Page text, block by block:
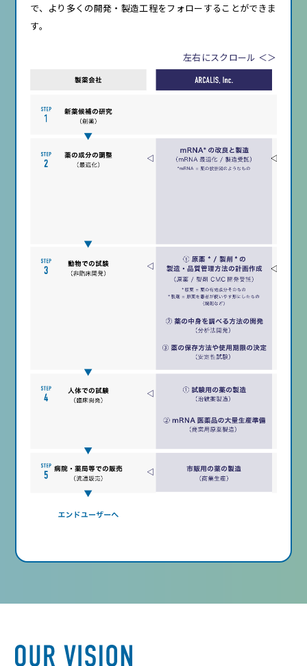
で、より多くの開発・製造工程をフォローすることができま
す。
左右にスクロール ＜＞